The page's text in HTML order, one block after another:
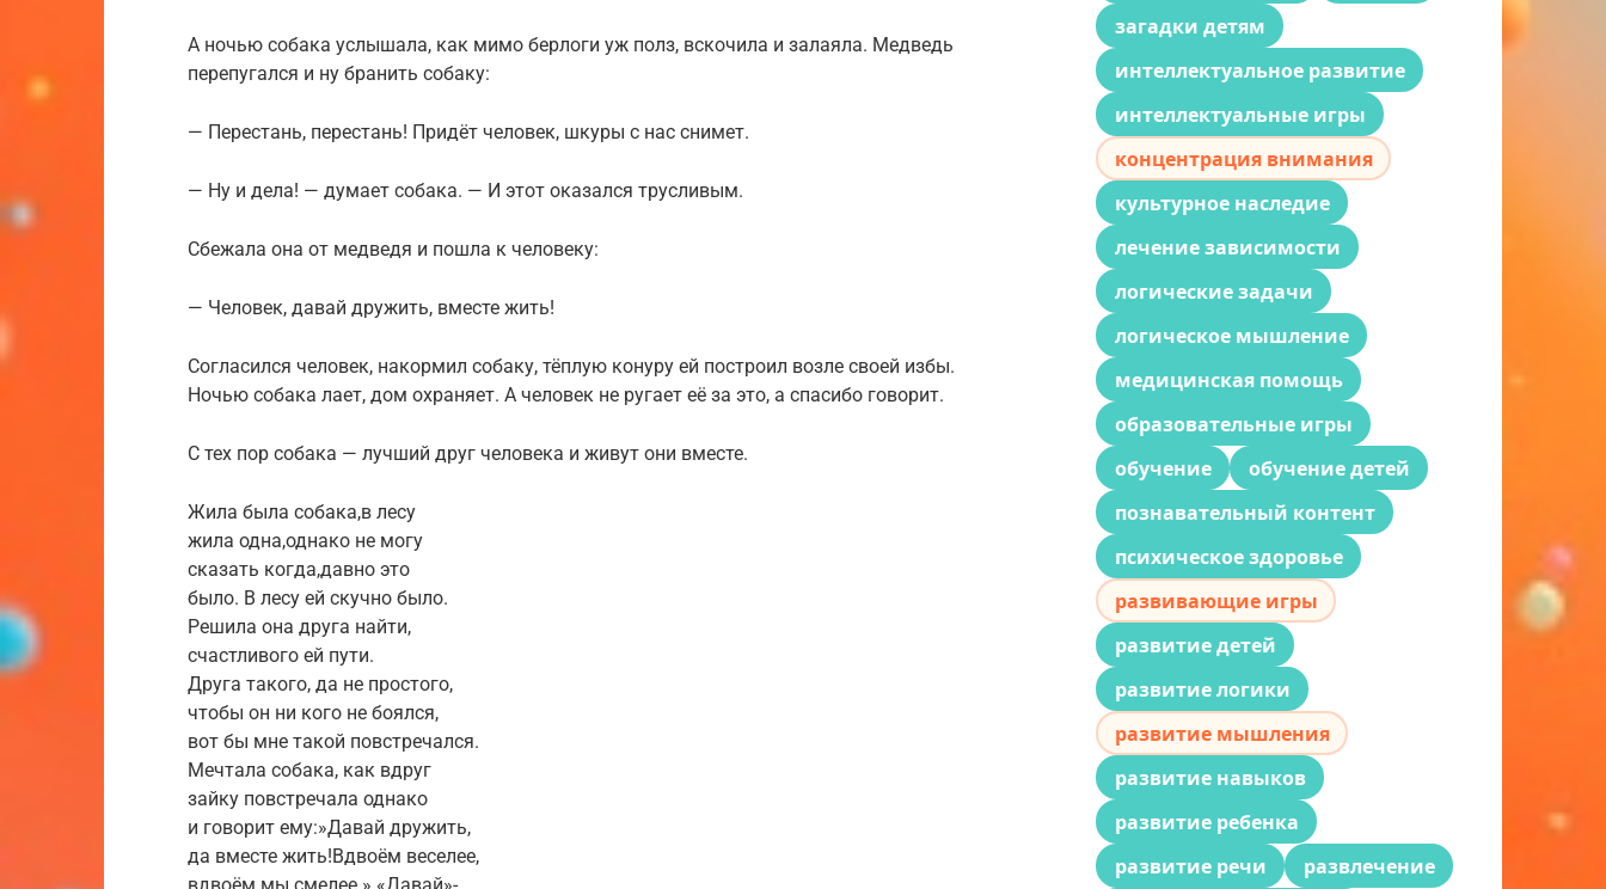
А ночью собака услышала, как мимо берлоги уж полз, вскочила и залаяла. Медведь
перепугался и ну бранить собаку:
— Перестань, перестань! Придёт человек, шкуры с нас снимет.
— Ну и дела! — думает собака. — И этот оказался трусливым.
Сбежала она от медведя и пошла к человеку:
— Человек, давай дружить, вместе жить!
Согласился человек, накормил собаку, тёплую конуру ей построил возле своей избы.
Ночью собака лает, дом охраняет. А человек не ругает её за это, а спасибо говорит.
С тех пор собака — лучший друг человека и живут они вместе.
Жила была собака,в лесу
жила одна,однако не могу
сказать когда,давно это
было. В лесу ей скучно было.
Решила она друга найти,
счастливого ей пути.
Друга такого, да не простого,
чтобы он ни кого не боялся,
вот бы мне такой повстречался.
Мечтала собака, как вдруг
зайку повстречала однако
и говорит ему:»Давай дружить,
да вместе жить!Вдвоём веселее,
загадки детям
интеллектуальное развитие
интеллектуальные игры
концентрация внимания
культурное наследие
лечение зависимости
логические задачи
логическое мышление
медицинская помощь
образовательные игры
обучение
обучение детей
познавательный контент
психическое здоровье
развивающие игры
развитие детей
развитие логики
развитие мышления
развитие навыков
развитие ребенка
развитие речи
развлечение